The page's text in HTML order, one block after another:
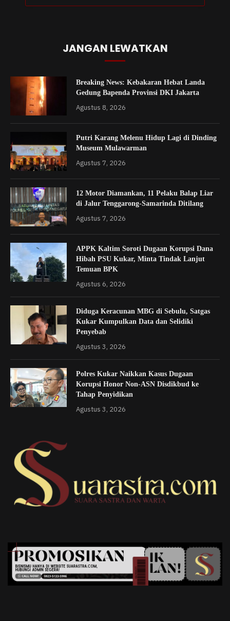
JANGAN LEWATKAN
Breaking News: Kebakaran Hebat Landa
Gedung Bapenda Provinsi DKI Jakarta
Agustus 8, 2026
Putri Karang Melenu Hidup Lagi di Dinding
Museum Mulawarman
Agustus 7, 2026
12 Motor Diamankan, 11 Pelaku Balap Liar
di Jalur Tenggarong-Samarinda Ditilang
Agustus 7, 2026
APPK Kaltim Soroti Dugaan Korupsi Dana
Hibah PSU Kukar, Minta Tindak Lanjut
Temuan BPK
Agustus 6, 2026
Diduga Keracunan MBG di Sebulu, Satgas
Kukar Kumpulkan Data dan Selidiki
Penyebab
Agustus 3, 2026
Polres Kukar Naikkan Kasus Dugaan
Korupsi Honor Non-ASN Disdikbud ke
Tahap Penyidikan
Agustus 3, 2026